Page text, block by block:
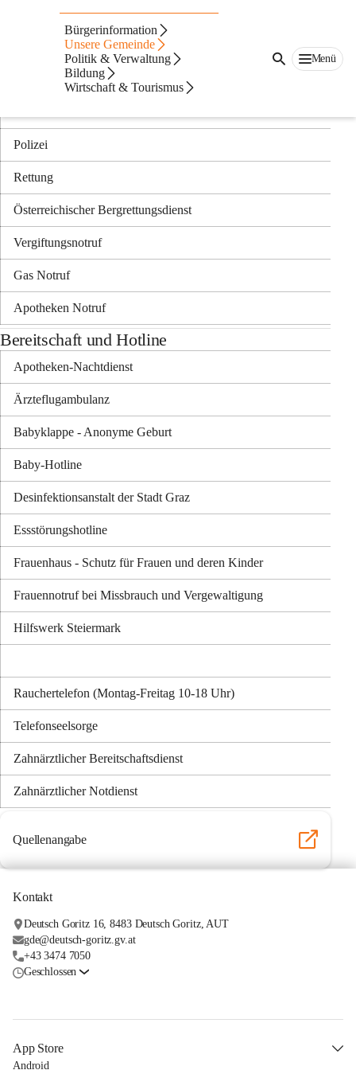
Bürgerinformation
Unsere Gemeinde
Politik & Verwaltung
Bildung
Wirtschaft & Tourismus
Menü
Notrufnummern
Polizei
Rettung
Österreichischer Bergrettungsdienst
Vergiftungsnotruf
Gas Notruf
Apotheken Notruf
Bereitschaft und Hotline
Apotheken-Nachtdienst
Ärzteflugambulanz
Babyklappe - Anonyme Geburt
Baby-Hotline
Desinfektionsanstalt der Stadt Graz
Essstörungshotline
Frauenhaus - Schutz für Frauen und deren Kinder
Frauennotruf bei Missbrauch und Vergewaltigung
Hilfswerk Steiermark
Rauchertelefon (Montag-Freitag 10-18 Uhr)
Telefonseelsorge
Zahnärztlicher Bereitschaftsdienst
Zahnärztlicher Notdienst
Quellenangabe
Kontakt
Deutsch Goritz 16, 8483 Deutsch Goritz, AUT
gde@deutsch-goritz.gv.at
+43 3474 7050
Geschlossen
App Store
Android